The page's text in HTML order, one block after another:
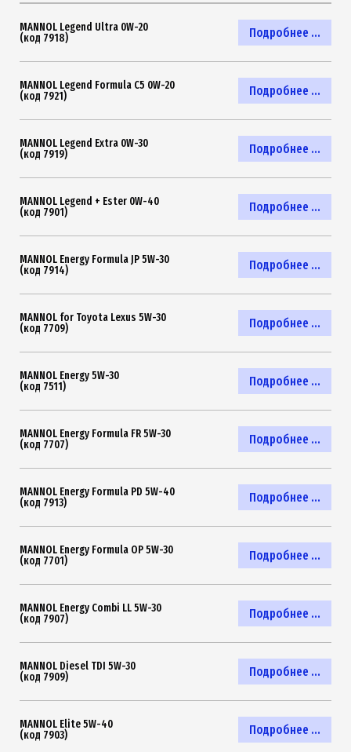
Подробнее ...
MANNOL Legend Ultra 0W-20
(код 7918)
Подробнее ...
MANNOL Legend Formula C5 0W-20
(код 7921)
Подробнее ...
MANNOL Legend Extra 0W-30
(код 7919)
Подробнее ...
MANNOL Legend + Ester 0W-40
(код 7901)
Подробнее ...
MANNOL Energy Formula JP 5W-30
(код 7914)
Подробнее ...
MANNOL for Toyota Lexus 5W-30
(код 7709)
Подробнее ...
MANNOL Energy 5W-30
(код 7511)
Подробнее ...
MANNOL Energy Formula FR 5W-30
(код 7707)
Подробнее ...
MANNOL Energy Formula PD 5W-40
(код 7913)
Подробнее ...
MANNOL Energy Formula OP 5W-30
(код 7701)
Подробнее ...
MANNOL Energy Combi LL 5W-30
(код 7907)
Подробнее ...
MANNOL Diesel TDI 5W-30
(код 7909)
Подробнее ...
MANNOL Elite 5W-40
(код 7903)